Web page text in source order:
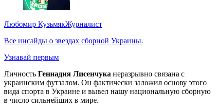
Любомир КузьмякЖурналист
Все инсайды о звездах сборной Украины.
Узнавай первым
Личность Геннадия Лисенчука неразрывно связана с
украинским футзалом. Он фактически заложил основу этого
вида спорта в Украине и вывел нашу национальную сборную
в число сильнейших в мире.